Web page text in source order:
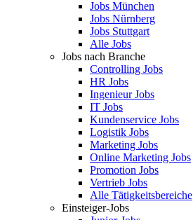
Jobs München
Jobs Nürnberg
Jobs Stuttgart
Alle Jobs
Jobs nach Branche
Controlling Jobs
HR Jobs
Ingenieur Jobs
IT Jobs
Kundenservice Jobs
Logistik Jobs
Marketing Jobs
Online Marketing Jobs
Promotion Jobs
Vertrieb Jobs
Alle Tätigkeitsbereiche
Einsteiger-Jobs